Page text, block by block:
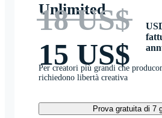
Unlimited
18 US$
15 US$
Per creatori più grandi che
richiedono libertà creativa
Prova gratuita di 7